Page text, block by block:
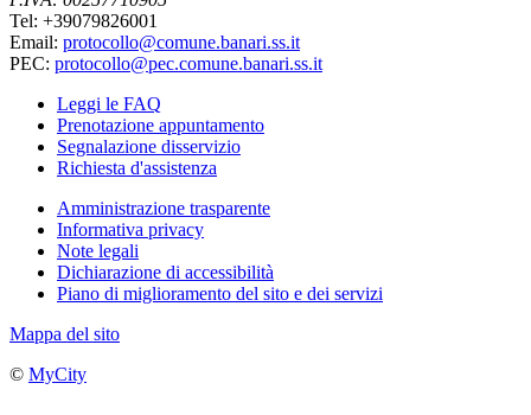
Tel: +39079826001
Email: protocollo@comune.banari.ss.it
PEC: protocollo@pec.comune.banari.ss.it
Leggi le FAQ
Prenotazione appuntamento
Segnalazione disservizio
Richiesta d'assistenza
Amministrazione trasparente
Informativa privacy
Note legali
Dichiarazione di accessibilità
Piano di miglioramento del sito e dei servizi
Mappa del sito
© MyCity